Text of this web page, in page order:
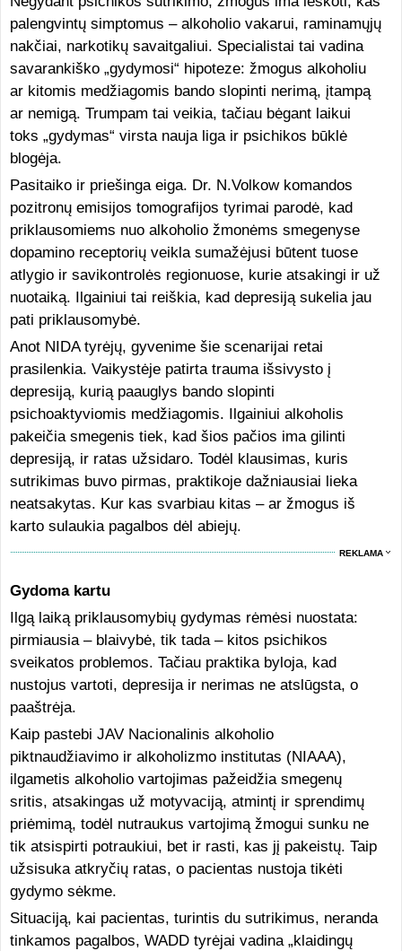
palengvintų simptomus – alkoholio vakarui, raminamųjų
nakčiai, narkotikų savaitgaliui. Specialistai tai vadina
savarankiško „gydymosi“ hipoteze: žmogus alkoholiu
ar kitomis medžiagomis bando slopinti nerimą, įtampą
ar nemigą. Trumpam tai veikia, tačiau bėgant laikui
toks „gydymas“ virsta nauja liga ir psichikos būklė
blogėja.
Pasitaiko ir priešinga eiga. Dr. N.Volkow komandos
pozitronų emisijos tomografijos tyrimai parodė, kad
priklausomiems nuo alkoholio žmonėms smegenyse
dopamino receptorių veikla sumažėjusi būtent tuose
atlygio ir savikontrolės regionuose, kurie atsakingi ir už
nuotaiką. Ilgainiui tai reiškia, kad depresiją sukelia jau
pati priklausomybė.
Anot NIDA tyrėjų, gyvenime šie scenarijai retai
prasilenkia. Vaikystėje patirta trauma išsivysto į
depresiją, kurią paauglys bando slopinti
psichoaktyviomis medžiagomis. Ilgainiui alkoholis
pakeičia smegenis tiek, kad šios pačios ima gilinti
depresiją, ir ratas užsidaro. Todėl klausimas, kuris
sutrikimas buvo pirmas, praktikoje dažniausiai lieka
neatsakytas. Kur kas svarbiau kitas – ar žmogus iš
karto sulaukia pagalbos dėl abiejų.
REKLAMA
Gydoma kartu
Ilgą laiką priklausomybių gydymas rėmėsi nuostata:
pirmiausia – blaivybė, tik tada – kitos psichikos
sveikatos problemos. Tačiau praktika byloja, kad
nustojus vartoti, depresija ir nerimas ne atslūgsta, o
paaštrėja.
Kaip pastebi JAV Nacionalinis alkoholio
piktnaudžiavimo ir alkoholizmo institutas (NIAAA),
ilgametis alkoholio vartojimas pažeidžia smegenų
sritis, atsakingas už motyvaciją, atmintį ir sprendimų
priėmimą, todėl nutraukus vartojimą žmogui sunku ne
tik atsispirti potraukiui, bet ir rasti, kas jį pakeistų. Taip
užsisuka atkryčių ratas, o pacientas nustoja tikėti
gydymo sėkme.
Situaciją, kai pacientas, turintis du sutrikimus, neranda
tinkamos pagalbos, WADD tyrėjai vadina „klaidingų